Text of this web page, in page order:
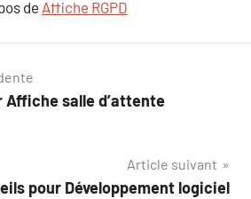
de Affiche RGPD
Affiche salle d’attente
Article suivant
pour Développement logiciel